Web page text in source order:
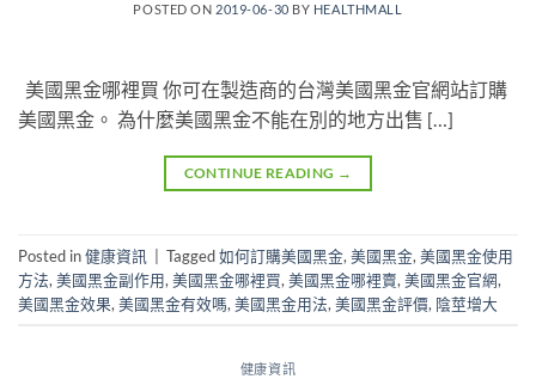
POSTED ON 2019-06-30 BY HEALTHMALL
美國黑金哪裡買 你可在製造商的台灣美國黑金官網站訂購
美國黑金。 為什麼美國黑金不能在別的地方出售 […]
CONTINUE READING →
Posted in健康資訊 Tagged如何訂購美國黑金, 美國黑金, 美國黑金使用
方法, 美國黑金副作用, 美國黑金哪裡買, 美國黑金哪裡賣, 美國黑金官網,
美國黑金效果, 美國黑金有效嗎, 美國黑金用法, 美國黑金評價, 陰莖增大
健康資訊